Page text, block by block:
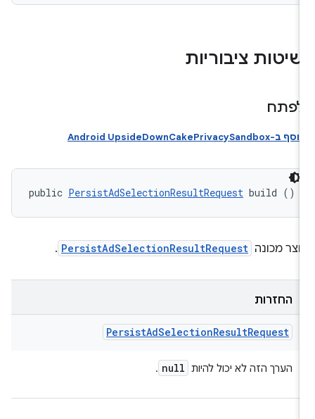
שיטות ציבוריות
לפתח
נוסף ב-Android UpsideDownCakePrivacySandbox
public PersistAdSelectionResultRequest build ()
יוצר מכונה PersistAdSelectionResultRequest
.
החזרות
PersistAdSelectionResultRequest
הערך הזה לא יכול להיות null
.